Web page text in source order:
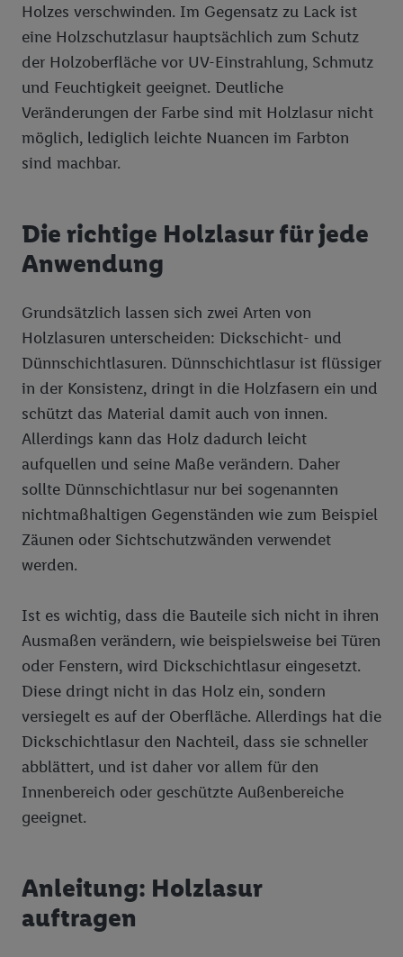
Holzes verschwinden. Im Gegensatz zu Lack ist
eine Holzschutzlasur hauptsächlich zum Schutz
der Holzoberfläche vor UV-Einstrahlung, Schmutz
und Feuchtigkeit geeignet. Deutliche
Veränderungen der Farbe sind mit Holzlasur nicht
möglich, lediglich leichte Nuancen im Farbton
sind machbar.
Die richtige Holzlasur für jede
Anwendung
Grundsätzlich lassen sich zwei Arten von
Holzlasuren unterscheiden: Dickschicht- und
Dünnschichtlasuren. Dünnschichtlasur ist flüssiger
in der Konsistenz, dringt in die Holzfasern ein und
schützt das Material damit auch von innen.
Allerdings kann das Holz dadurch leicht
aufquellen und seine Maße verändern. Daher
sollte Dünnschichtlasur nur bei sogenannten
nichtmaßhaltigen Gegenständen wie zum Beispiel
Zäunen oder Sichtschutzwänden verwendet
werden.
Ist es wichtig, dass die Bauteile sich nicht in ihren
Ausmaßen verändern, wie beispielsweise bei Türen
oder Fenstern, wird Dickschichtlasur eingesetzt.
Diese dringt nicht in das Holz ein, sondern
versiegelt es auf der Oberfläche. Allerdings hat die
Dickschichtlasur den Nachteil, dass sie schneller
abblättert, und ist daher vor allem für den
Innenbereich oder geschützte Außenbereiche
geeignet.
Anleitung: Holzlasur
auftragen